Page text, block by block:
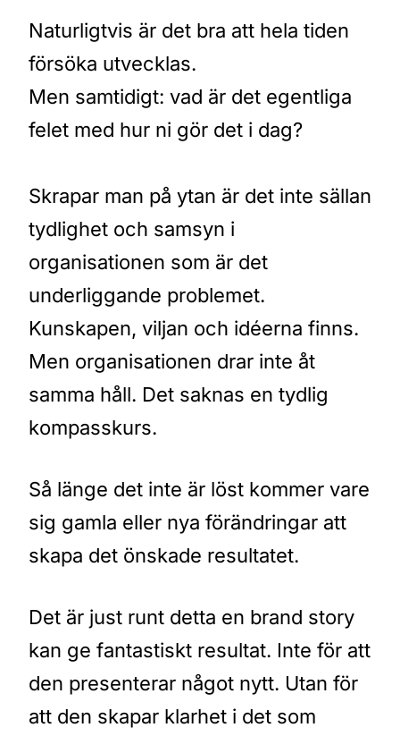
Naturligtvis är det bra att hela tiden
försöka utvecklas.
Men samtidigt: vad är det egentliga
felet med hur ni gör det i dag?
Skrapar man på ytan är det inte sällan
tydlighet och samsyn i
organisationen som är det
underliggande problemet.
Kunskapen, viljan och idéerna finns.
Men organisationen drar inte åt
samma håll. Det saknas en tydlig
kompasskurs.
Så länge det inte är löst kommer vare
sig gamla eller nya förändringar att
skapa det önskade resultatet.
Det är just runt detta en brand story
kan ge fantastiskt resultat. Inte för att
den presenterar något nytt. Utan för
att den skapar klarhet i det som